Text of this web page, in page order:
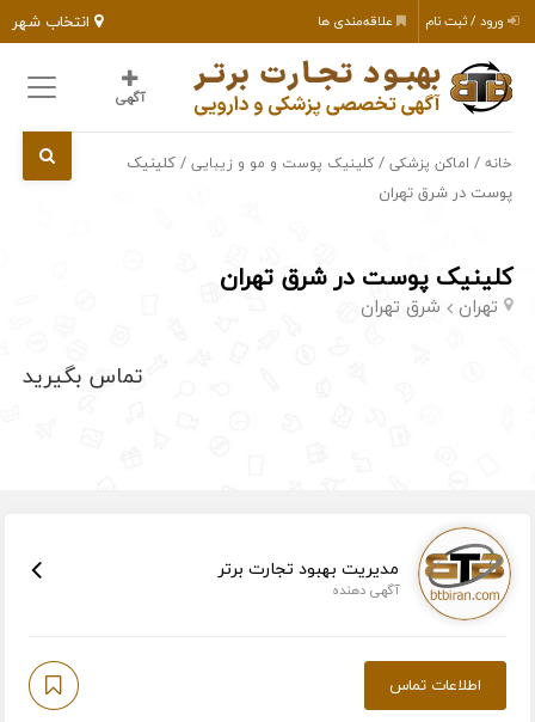
انتخاب شهر ورود / ثبت نام علاقه‌مندی ها
آگهی
خانه / اماکن پزشکی /کلینیک پوست و مو و زیبایی / کلینیک
پوست در شرق تهران
کلینیک پوست در شرق تهران
تهران شرق تهران
تماس بگیرید
مدیریت بهبود تجارت برتر
آگهی دهنده
اطلاعات تماس